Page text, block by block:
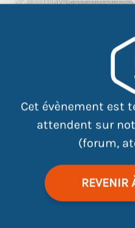
Cet évènement est
attendent sur
(forum,
REVENIR